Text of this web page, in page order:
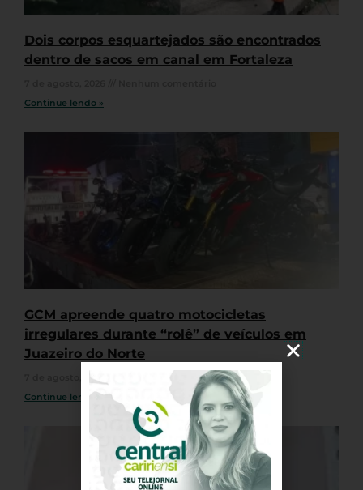
Dois corpos esquartejados são encontrados
dentro de sacos em canal em Fortaleza
Continue lendo »
GCM apreende quatro motocicletas
irregulares durante “rolê” de veículos em
Juazeiro do Norte
7 de agosto, 2026
Nenhum comentário
Continue lendo »